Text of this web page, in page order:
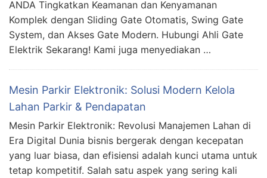
ANDA Tingkatkan Keamanan dan Kenyamanan
Komplek dengan Sliding Gate Otomatis, Swing Gate
System, dan Akses Gate Modern. Hubungi Ahli Gate
Elektrik Sekarang! Kami juga menyediakan …
Mesin Parkir Elektronik: Solusi Modern Kelola
Lahan Parkir & Pendapatan
Mesin Parkir Elektronik: Revolusi Manajemen Lahan di
Era Digital Dunia bisnis bergerak dengan kecepatan
yang luar biasa, dan efisiensi adalah kunci utama untuk
tetap kompetitif. Salah satu aspek yang sering kali